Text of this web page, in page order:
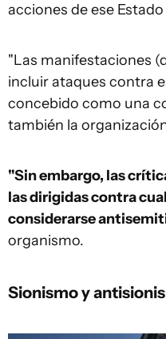
acciones de ese
"Las manifestaciones
incluir ataques contra
concebido como una
también la
"Sin embargo, las
las dirigidas contra
considerarse
organismo.
Sionismo y